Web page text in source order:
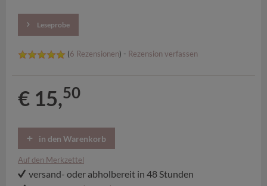
Leseprobe
(6 Rezensionen) - Rezension verfassen
€ 15,50
in den Warenkorb
Auf den Merkzettel
versand- oder abholbereit in 48 Stunden